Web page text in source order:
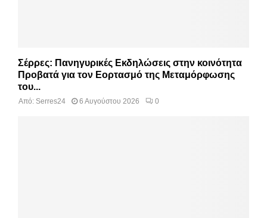
Σέρρες: Πανηγυρικές Εκδηλώσεις στην κοινότητα
Προβατά για τον Εορτασμό της Μεταμόρφωσης
του...
Από: Serres24 6 Αυγούστου 2026 0